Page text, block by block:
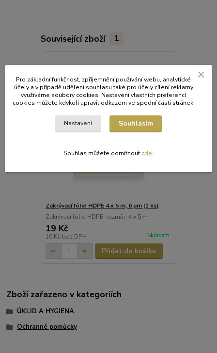
Související zboží 1
Zakrývací fólie HDPE 4 x 5 m, 6 µm [1 ks]
Zakrývací fólie HDPE rozměr: 4 x 5 m
19 Kč
16 Kč bez DPH Skladem
Přidat do košíku
Zboží zařazeno v kategoriích
ÚKLID A HYGIENA
Ochranné pomůcky
Pro základní funkčnost, zpříjemnění používání webu, analytické
účely a v případě udělení souhlasu také pro účely cílení reklamy
využíváme soubory cookies. Nastavení vlastních preferencí
cookies můžete kdykoli upravit odkazem ve spodní části stránek.
Nastavení Souhlasím
Souhlas můžete odmítnout zde.